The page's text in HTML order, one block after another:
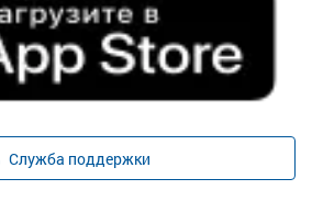
Служба поддержки